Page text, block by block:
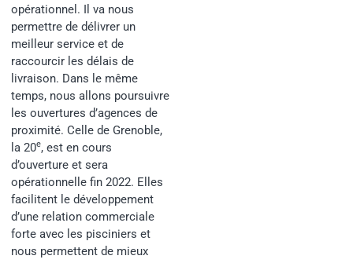
opérationnel. Il va nous
permettre de délivrer un
meilleur service et de
raccourcir les délais de
livraison. Dans le même
temps, nous allons poursuivre
les ouvertures d’agences de
proximité. Celle de Grenoble,
la 20e, est en cours
d’ouverture et sera
opérationnelle fin 2022. Elles
facilitent le développement
d’une relation commerciale
forte avec les pisciniers et
nous permettent de mieux